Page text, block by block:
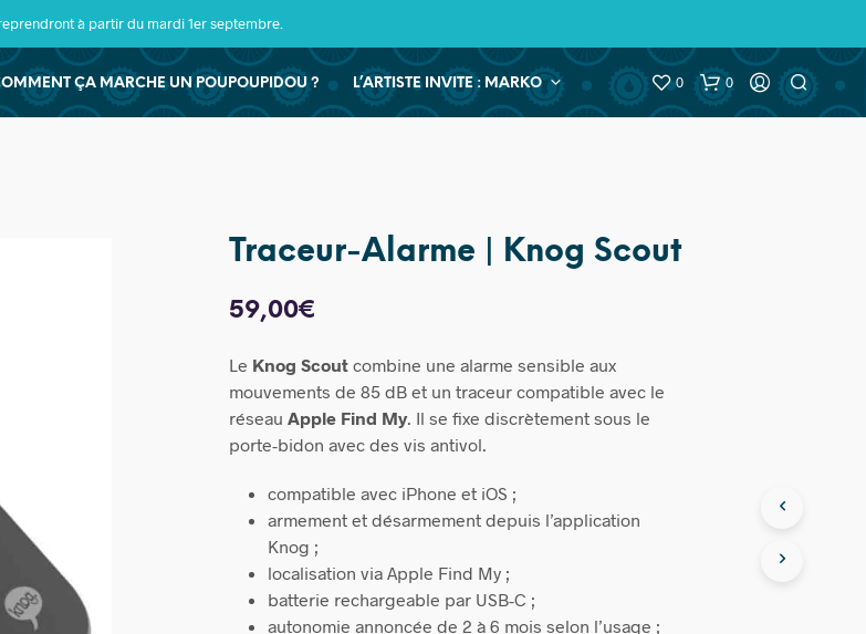
à partir du mardi 1er septembre.
ÇA MARCHE UN POUPOUPIDOU ? L’ARTISTE INVITE : MARKO 0 0
Traceur-Alarme | Knog Scout
59,00€
Le Knog Scout combine une alarme sensible aux
mouvements de 85 dB et un traceur compatible avec le
réseauApple Find My. Il se fixe discrètement sous le
porte-bidon avec des vis antivol.
compatible avec iPhone et iOS ;
armement et désarmement depuis l’application
Knog ;
localisation via Apple Find My ;
batterie rechargeable par USB-C ;
autonomie annoncée de 2 à 6 mois selon l’usage ;